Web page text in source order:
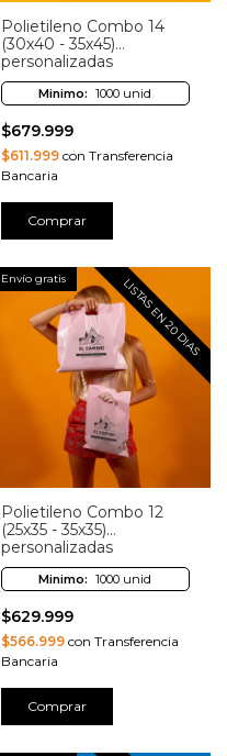
Polietileno Combo 14
(30x40 - 35x45)
personalizadas
Minimo: 1000 unid
$679.999
$611.999con Transferencia
Bancaria
Comprar
Envío gratis LISTAS EN 20 DIAS
Polietileno Combo 12
(25x35 - 35x35)
personalizadas
Minimo: 1000 unid
$629.999
$566.999con Transferencia
Bancaria
Comprar